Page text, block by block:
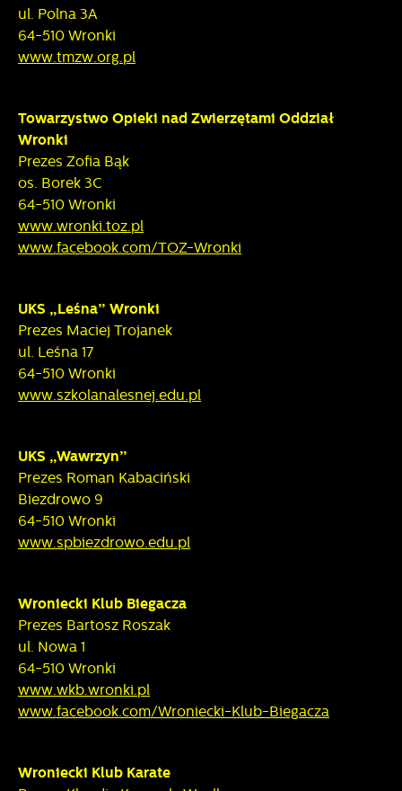
ul. Polna 3A
64-510 Wronki
www.tmzw.org.pl
Towarzystwo Opieki nad Zwierzętami Oddział
Wronki
Prezes Zofia Bąk
os. Borek 3C
64-510 Wronki
www.wronki.toz.pl
www.facebook.com/TOZ-Wronki
UKS „Leśna” Wronki
Prezes Maciej Trojanek
ul. Leśna 17
64-510 Wronki
www.szkolanalesnej.edu.pl
UKS „Wawrzyn”
Prezes Roman Kabaciński
Biezdrowo 9
64-510 Wronki
www.spbiezdrowo.edu.pl
Wroniecki Klub Biegacza
Prezes Bartosz Roszak
ul. Nowa 1
64-510 Wronki
www.wkb.wronki.pl
www.facebook.com/Wroniecki-Klub-Biegacza
Wroniecki Klub Karate